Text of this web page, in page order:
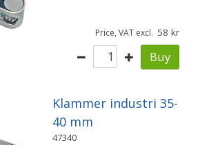
Price, VAT excl. 58
Buy
Klammer industri 35-
40 mm
47340